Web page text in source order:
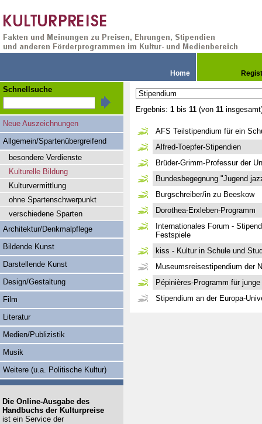
Home
Ergebnis: 1 bis 11 (von 11
AFS Teilstipendium für ein
Alfred-Toepfer-Stipendien
Brüder-Grimm-Professur der
Bundesbegegnung "Jugend
Burgschreiber/in zu Beeskow
Dorothea-Erxleben-Programm
Internationales Forum -
Festspiele
kiss - Kultur in Schule und
Museumsreisestipendium der
Pépinières-Programm für
Stipendium an der Europa-
Schnellsuche
Neue Auszeichnungen
Allgemein/Spartenübergreifend
besondere Verdienste
Kulturelle Bildung
Kulturvermittlung
ohne Spartenschwerpunkt
verschiedene Sparten
Architektur/Denkmalpflege
Bildende Kunst
Darstellende Kunst
Design/Gestaltung
Film
Literatur
Medien/Publizistik
Musik
Weitere (u.a. Politische Kultur)
Die Online-Ausgabe des
Handbuchs der Kulturpreise
ist ein Service der